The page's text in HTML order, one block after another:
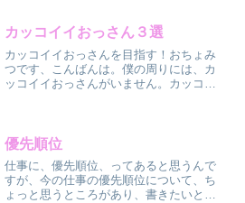
カッコイイおっさん３選
カッコイイおっさんを目指す！おちょみ
つです、こんばんは。僕の周りには、カ
ッコイイおっさんがいません。カッコ悪
なら、たくさんモデルがい...
優先順位
仕事に、優先順位、ってあると思うんで
すが、今の仕事の優先順位について、ち
ょっと思うところがあり、書きたいと思